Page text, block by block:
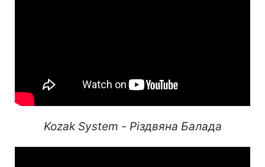
Kozak System - Різдвяна Балада